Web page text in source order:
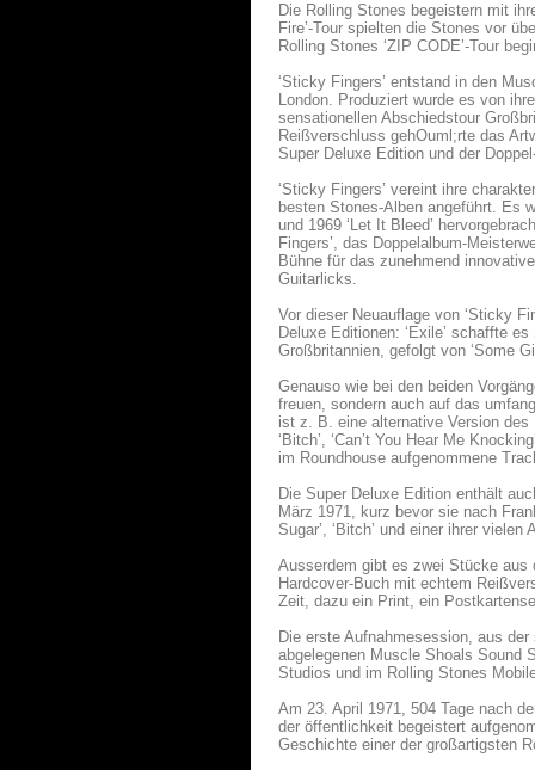
Die Rolling Stones begeistern mit
Fire’-Tour spielten die Stones vor
Rolling Stones ‘ZIP CODE’-Tour
‘Sticky Fingers’ entstand in den
London. Produziert wurde es von
sensationellen Abschiedstour
Reißverschluss gehOuml;rte das
Super Deluxe Edition und der
‘Sticky Fingers’ vereint ihre
besten Stones-Alben angeführt. Es
und 1969 ‘Let It Bleed’
Fingers’, das Doppelalbum-
Bühne für das zunehmend
Guitarlicks.
Vor dieser Neuauflage von ‘Sticky
Deluxe Editionen: ‘Exile’ schaffte
Großbritannien, gefolgt von ‘Some
Genauso wie bei den beiden
freuen, sondern auch auf das
ist z. B. eine alternative Version des
‘Bitch’, ‘Can’t You Hear Me
im Roundhouse aufgenommene
Die Super Deluxe Edition enthält
März 1971, kurz bevor sie nach
Sugar’, ‘Bitch’ und einer ihrer
Ausserdem gibt es zwei Stücke aus
Hardcover-Buch mit echtem
Zeit, dazu ein Print, ein
Die erste Aufnahmesession, aus
abgelegenen Muscle Shoals Sound
Studios und im Rolling Stones
Am 23. April 1971, 504 Tage nach
der öffentlichkeit begeistert
Geschichte einer der großartigsten